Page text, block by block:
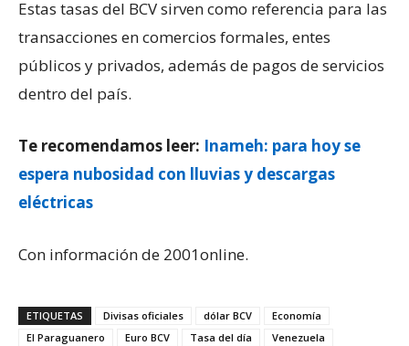
Estas tasas del BCV sirven como referencia para las
transacciones en comercios formales, entes
públicos y privados, además de pagos de servicios
dentro del país.
Te recomendamos leer: Inameh: para hoy se
espera nubosidad con lluvias y descargas
eléctricas
Con información de 2001online.
ETIQUETAS Divisas oficiales dólar BCV
Economía
El Paraguanero
Euro BCV Tasa del día Venezuela